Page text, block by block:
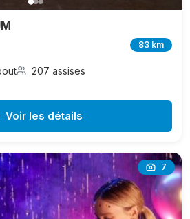
83 km
207 assises
Voir les détails
7